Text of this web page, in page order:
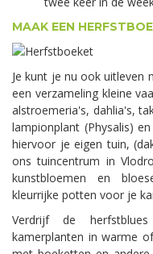
MAAK EEN
Je kunt je nu ook uitleven
een verzameling kleine
alstroemeria's, dahlia's,
lampionplant (Physalis)
hiervoor je eigen tuin,
ons tuincentrum in
kunstbloemen en
kleurrijke potten voor je
Verdrijf de
kamerplanten in warme